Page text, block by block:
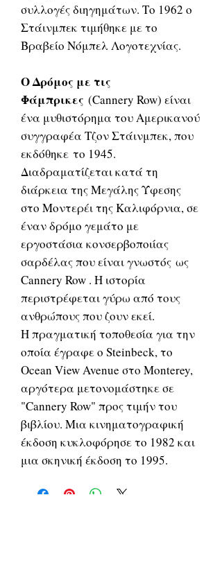
συλλογές διηγημάτων. Το 1962 ο
Στάινμπεκ τιμήθηκε με το
Βραβείο Νόμπελ Λογοτεχνίας.
Ο Δρόμος με τις
Φάμπρικες (Cannery Row) είναι
ένα μυθιστόρημα του Αμερικανού
συγγραφέα Τζον Στάινμπεκ, που
εκδόθηκε το 1945.
Διαδραματίζεται κατά τη
διάρκεια της Μεγάλης Ύφεσης
στο Μοντερέι της Καλιφόρνια, σε
έναν δρόμο γεμάτο με
εργοστάσια κονσερβοποιίας
σαρδέλας που είναι γνωστός ως
Cannery Row . Η ιστορία
περιστρέφεται γύρω από τους
ανθρώπους που ζουν εκεί.
Η πραγματική τοποθεσία για την
οποία έγραφε ο Steinbeck, το
Ocean View Avenue στο Monterey,
αργότερα μετονομάστηκε σε
"Cannery Row" προς τιμήν του
βιβλίου. Μια κινηματογραφική
έκδοση κυκλοφόρησε το 1982 και
μια σκηνική έκδοση το 1995.